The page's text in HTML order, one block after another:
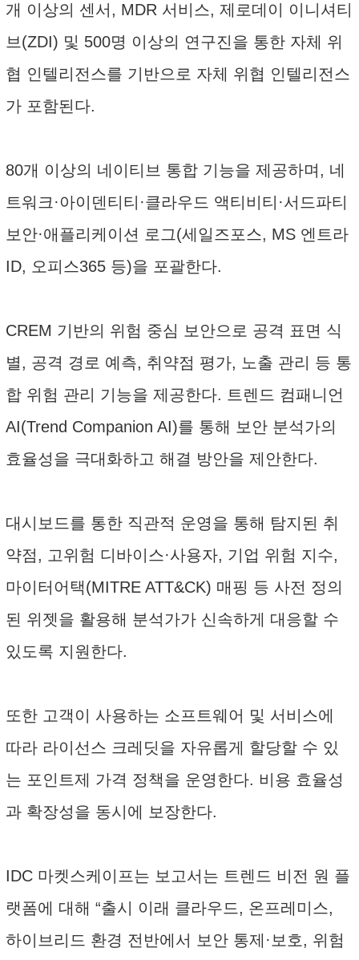
개 이상의 센서, MDR 서비스, 제로데이 이니셔티
브(ZDI) 및 500명 이상의 연구진을 통한 자체 위
협 인텔리전스를 기반으로 자체 위협 인텔리전스
가 포함된다.
80개 이상의 네이티브 통합 기능을 제공하며, 네
트워크·아이덴티티·클라우드 액티비티·서드파티
보안·애플리케이션 로그(세일즈포스, MS 엔트라
ID, 오피스365 등)을 포괄한다.
CREM 기반의 위험 중심 보안으로 공격 표면 식
별, 공격 경로 예측, 취약점 평가, 노출 관리 등 통
합 위험 관리 기능을 제공한다. 트렌드 컴패니언
AI(Trend Companion AI)를 통해 보안 분석가의
효율성을 극대화하고 해결 방안을 제안한다.
대시보드를 통한 직관적 운영을 통해 탐지된 취
약점, 고위험 디바이스·사용자, 기업 위험 지수,
마이터어택(MITRE ATT&CK) 매핑 등 사전 정의
된 위젯을 활용해 분석가가 신속하게 대응할 수
있도록 지원한다.
또한 고객이 사용하는 소프트웨어 및 서비스에
따라 라이선스 크레딧을 자유롭게 할당할 수 있
는 포인트제 가격 정책을 운영한다. 비용 효율성
과 확장성을 동시에 보장한다.
IDC 마켓스케이프는 보고서는 트렌드 비전 원 플
랫폼에 대해 “출시 이래 클라우드, 온프레미스,
하이브리드 환경 전반에서 보안 통제·보호, 위험